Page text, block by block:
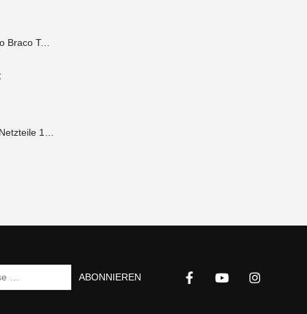
Seitenarm Iberoxo Braco Teleskopierbar 45x45x300-450 mm
Ablagewinkel für Netzteile 1HE 490x100x2 mm